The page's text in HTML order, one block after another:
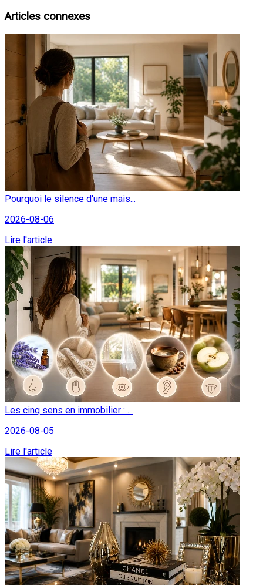
Articles connexes
Pourquoi le silence d'une mais...
2026-08-06
Lire l'article
Les cinq sens en immobilier : ...
2026-08-05
Lire l'article